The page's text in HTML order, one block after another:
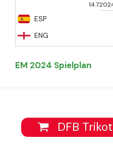
ESP
ENG
EM 2024 Spielplan
DFB